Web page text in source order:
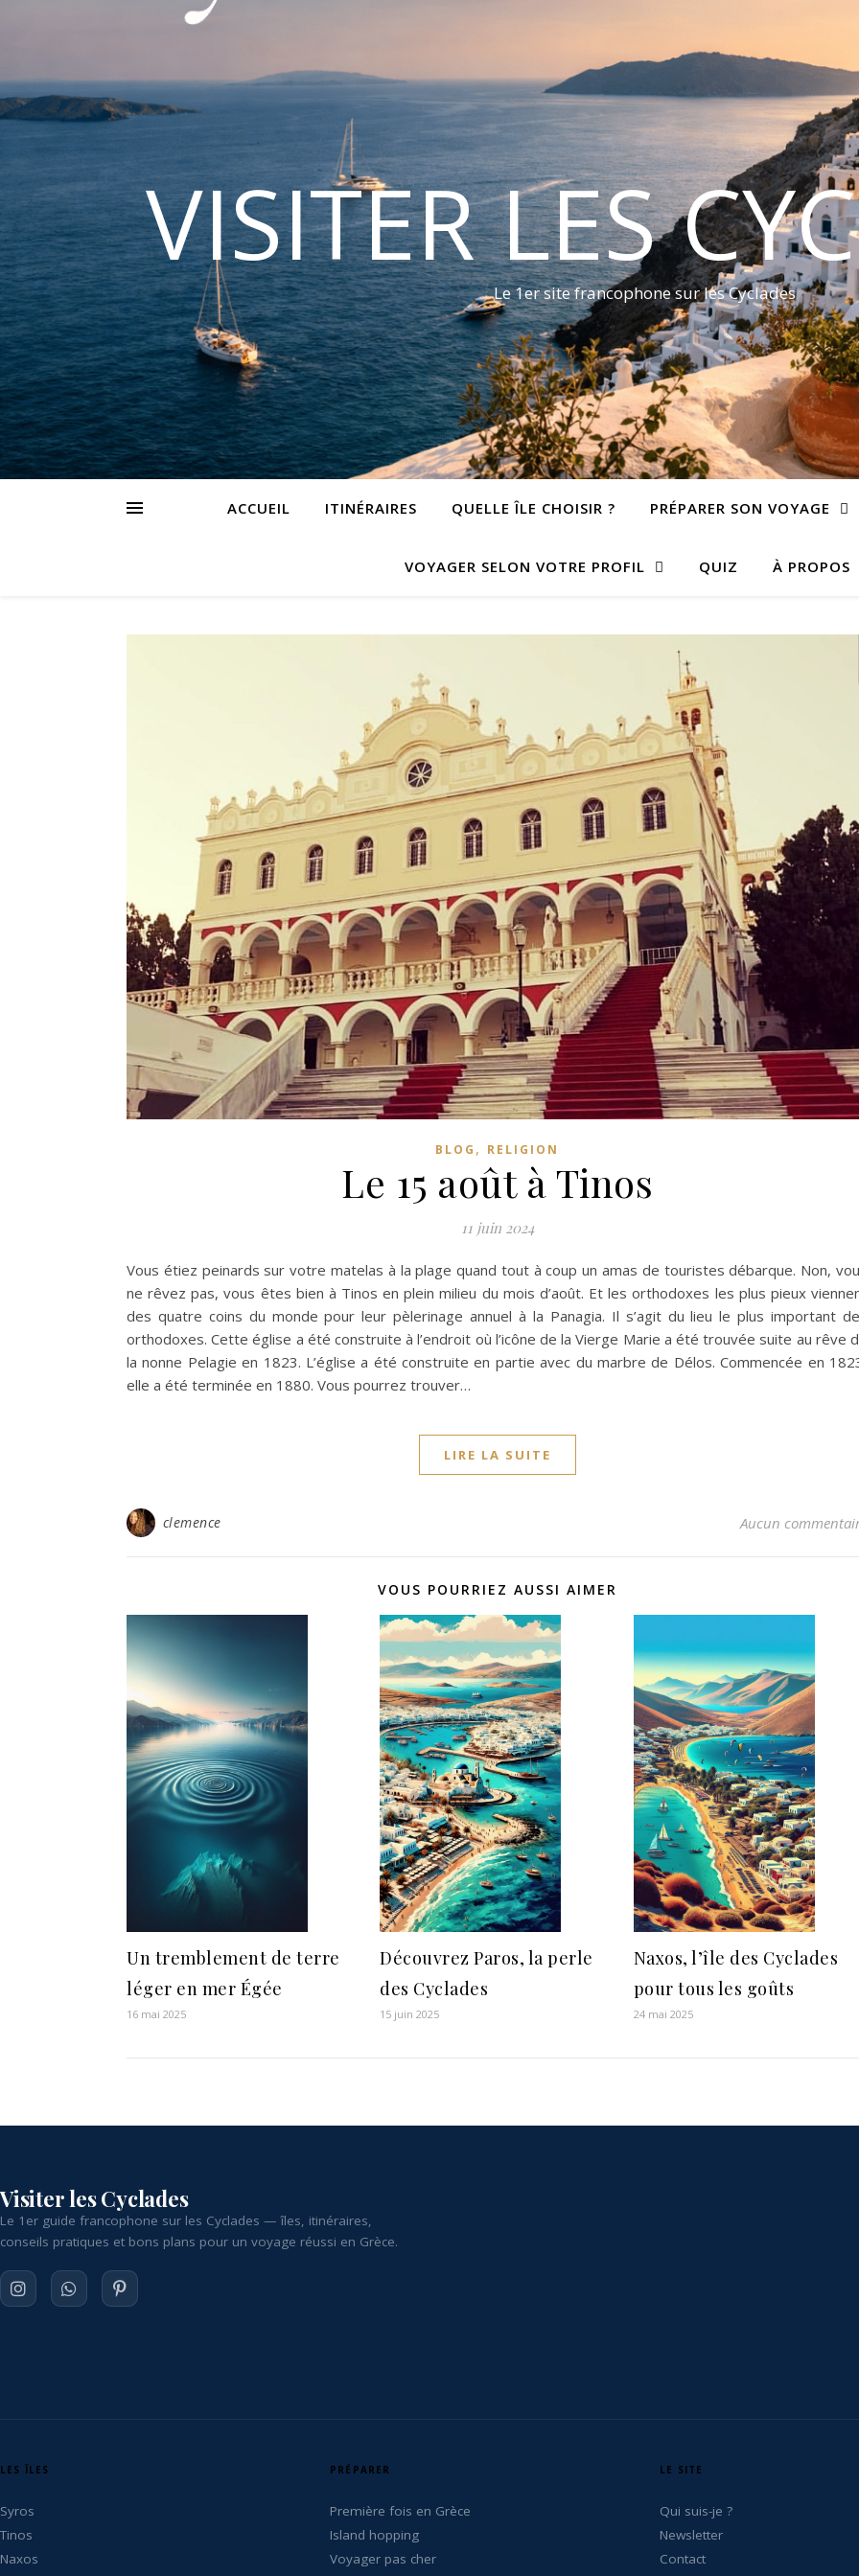
VISITER LES
Le 1er site francophone sur les Cyclades
ACCUEIL ITINÉRAIRES QUELLE ÎLE CHOISIR ? PRÉPARER SON VOYAGE
VOYAGER SELON VOTRE PROFIL QUIZ À PROPOS
BLOG , RELIGION
Le 15 août à Tinos
11 juin 2024
Vous étiez peinards sur votre matelas à la plage quand tout à coup un amas de touristes débarque. Non,
ne rêvez pas, vous êtes bien à Tinos en plein milieu du mois d’août. Et les orthodoxes les plus pieux
des quatre coins du monde pour leur pèlerinage annuel à la Panagia. Il s’agit du lieu le plus important
orthodoxes. Cette église a été construite à l’endroit où l’icône de la Vierge Marie a été trouvée suite au rêve
la nonne Pelagie en 1823. L’église a été construite en partie avec du marbre de Délos. Commencée en
elle a été terminée en 1880. Vous pourrez trouver…
LIRE LA SUITE
clemence Aucun
VOUS POURRIEZ AUSSI AIMER
Un tremblement de terre
léger en mer Égée
16 mai 2025
Découvrez Paros, la perle
des Cyclades
15 juin 2025
Naxos, l’île des Cyclades
pour tous les goûts
24 mai 2025
Visiter les Cyclades
Le 1er guide francophone sur les Cyclades — îles, itinéraires,
conseils pratiques et bons plans pour un voyage réussi en Grèce.
LES ÎLES
Syros
Tinos
Naxos
PRÉPARER
Première fois en Grèce
Island hopping
Voyager pas cher
LE SITE
Qui suis-je ?
Newsletter
Contact